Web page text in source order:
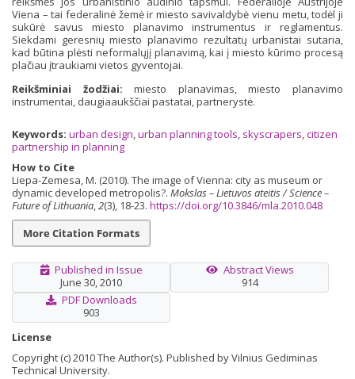
Viena – tai federalinė žemė ir miesto savivaldybė vienu metu, todėl ji
sukūrė savus miesto planavimo instrumentus ir reglamentus.
Siekdami geresnių miesto planavimo rezultatų urbanistai sutaria,
kad būtina plėsti neformalųjį planavimą, kai į miesto kūrimo procesą
plačiau įtraukiami vietos gyventojai.
Reikšminiai žodžiai: miesto planavimas, miesto planavimo
instrumentai, daugiaaukščiai pastatai, partnerystė.
Keywords: urban design,urban planning tools, skyscrapers,citizen
partnership in planning
How to Cite
Liepa-Zemesa, M. (2010). The image of Vienna: city as museum or
dynamic developed metropolis?. Mokslas – Lietuvos ateitis / Science –
Future of Lithuania,2(3), 18-23. https://doi.org/10.3846/mla.2010.048
More Citation Formats
Published in Issue
June 30, 2010
Abstract Views
914
PDF Downloads
903
License
Copyright (c) 2010 The Author(s). Published by Vilnius Gediminas
Technical University.